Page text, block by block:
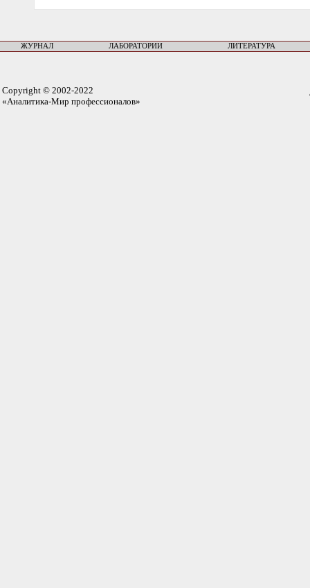
ЖУРНАЛ ЛАБОРАТОРИИ ЛИТЕРАТУРА
Copyright © 2002-2022
«Аналитика-Мир профессионалов»